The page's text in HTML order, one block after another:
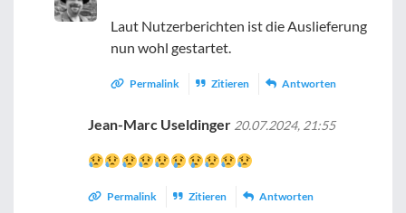
Laut Nutzerberichten ist die Auslieferung
nun wohl gestartet.
Permalink Zitieren Antworten
Jean-Marc Useldinger 20.07.2024, 21:55
Permalink Zitieren Antworten